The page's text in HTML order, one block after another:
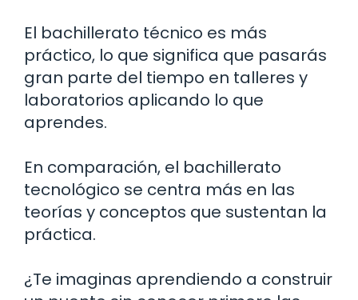
El bachillerato técnico es más
práctico, lo que significa que pasarás
gran parte del tiempo en talleres y
laboratorios aplicando lo que
aprendes.
En comparación, el bachillerato
tecnológico se centra más en las
teorías y conceptos que sustentan la
práctica.
¿Te imaginas aprendiendo a construir